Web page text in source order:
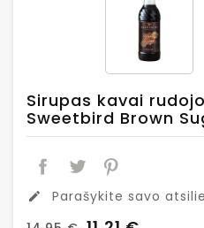
Sirupas kavai
Sweetbird Brown
edit
Parašykite savo